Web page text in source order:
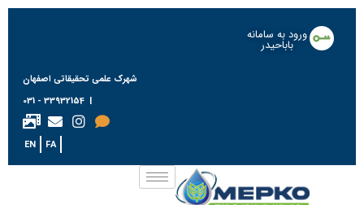
ورود به سامانه
باباحیدر
شهرک علمی تحقیقاتی اصفهان
| 33932154 - 031
FA
EN